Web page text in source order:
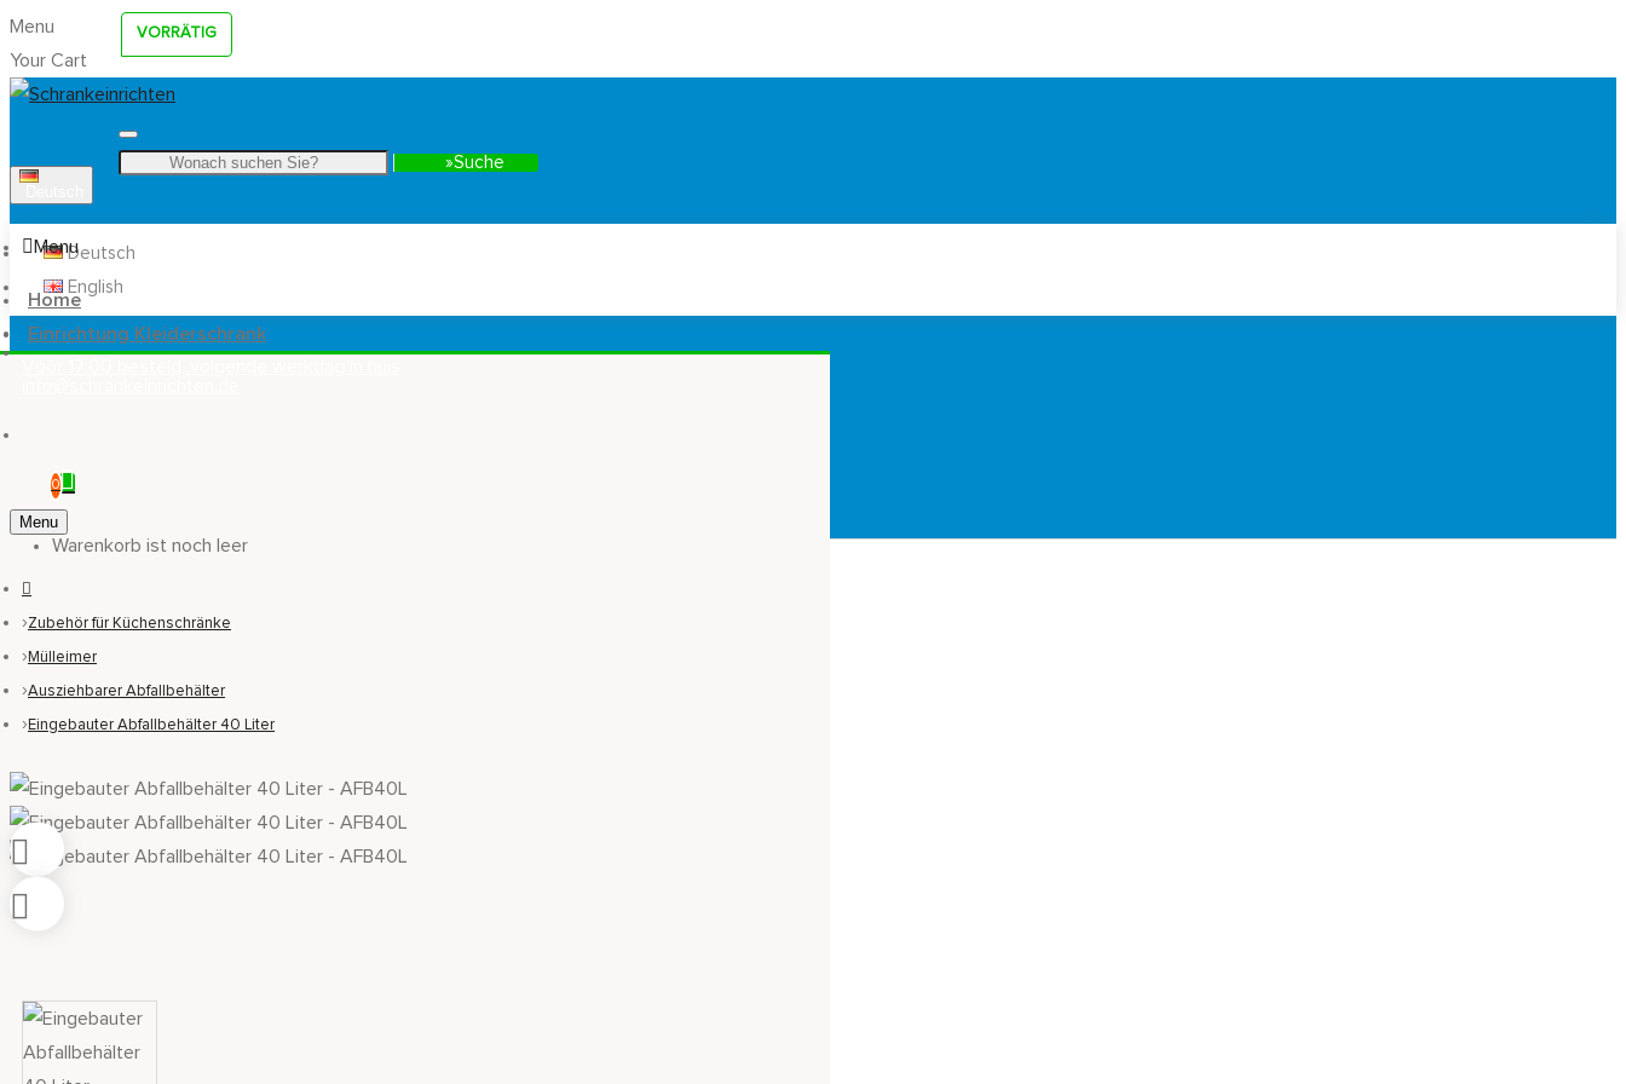
Menu
Your Cart
Suche
Deutsch
English
0
Warenkorb ist noch leer
Menu
Home
Einrichtung Kleiderschrank
Menu
Zubehör für Küchenschränke
Mülleimer
Ausziehbarer Abfallbehälter
Eingebauter Abfallbehälter 40 Liter
VORRÄTIG